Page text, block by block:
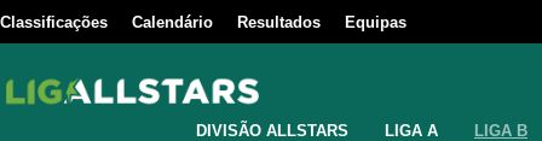
Classificações Calendário Resultados Equipas
DIVISÃO ALLSTARS LIGA A LIGA B